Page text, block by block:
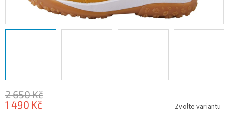
2 650 Kč
1 490 Kč
Zvolte variantu